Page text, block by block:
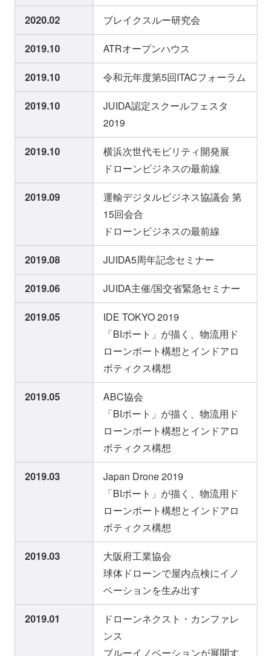
2020.02 ブレイクスルー研究会
2019.10 ATRオープンハウス
2019.10 令和元年度第5回ITACフォーラム
2019.10
JUIDA認定スクールフェスタ
2019
2019.10
横浜次世代モビリティ開発展
ドローンビジネスの最前線
2019.09
運輸デジタルビジネス協議会 第
15回会合
ドローンビジネスの最前線
2019.08 JUIDA5周年記念セミナー
2019.06 JUIDA主催/国交省緊急セミナー
2019.05
IDE TOKYO 2019
「BIポート」が描く、物流用ド
ローンポート構想とインドアロ
ボティクス構想
2019.05
ABC協会
「BIポート」が描く、物流用ド
ローンポート構想とインドアロ
ボティクス構想
2019.03
Japan Drone 2019
「BIポート」が描く、物流用ド
ローンポート構想とインドアロ
ボティクス構想
2019.03
大阪府工業協会
球体ドローンで屋内点検にイノ
ベーションを生み出す
2019.01
ドローンネクスト・カンファレ
ンス
ブルーイノベーションが展開す